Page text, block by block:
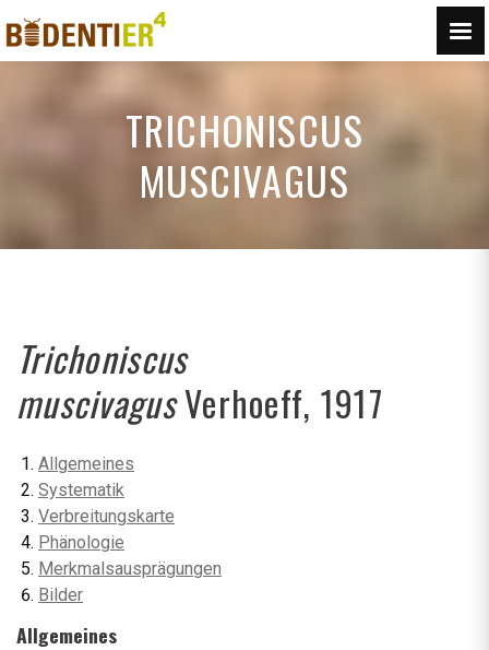
TRICHONISCUS
MUSCIVAGUS
Trichoniscus
muscivagusVerhoeff, 1917
Allgemeines
Systematik
Verbreitungskarte
Phänologie
Merkmalsausprägungen
Bilder
Allgemeines